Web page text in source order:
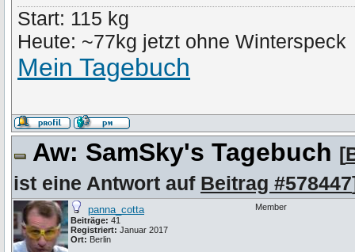
Start: 115 kg
Heute: ~77kg jetzt ohne Winterspeck
Mein Tagebuch
Aw: SamSky's Tagebuch [
ist eine Antwort auf Beitrag #578447
panna_cotta
Beiträge: 41
Registriert: Januar 2017
Ort: Berlin
Member